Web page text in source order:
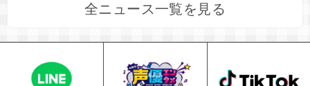
全ニュース一覧を見る